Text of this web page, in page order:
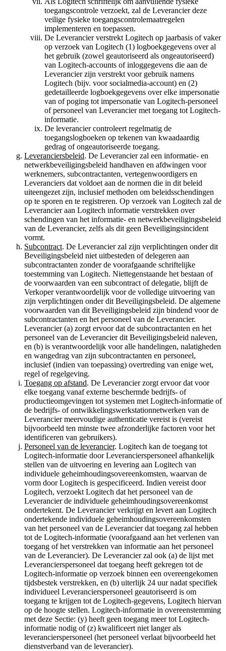
toegangscontrole verzoekt, zal de Leverancier deze
veilige fysieke toegangscontrolemaatregelen
implementeren en toepassen.
De Leverancier verstrekt Logitech op jaarbasis of vaker
op verzoek van Logitech (1) logboekgegevens over al
het gebruik (zowel geautoriseerd als ongeautoriseerd)
van Logitech-accounts of inloggegevens die aan de
Leverancier zijn verstrekt voor gebruik namens
Logitech (bijv. voor socialmedia-account) en (2)
gedetailleerde logboekgegevens over elke impersonatie
van of poging tot impersonatie van Logitech-personeel
of personeel van Leverancier met toegang tot Logitech-
informatie.
De leverancier controleert regelmatig de
toegangslogboeken op tekenen van kwaadaardig
gedrag of ongeautoriseerde toegang.
Leveranciersbeleid. De Leverancier zal een informatie- en
netwerkbeveiligingsbeleid handhaven en afdwingen voor
werknemers, subcontractanten, vertegenwoordigers en
Leveranciers dat voldoet aan de normen die in dit beleid
uiteengezet zijn, inclusief methoden om beleidsschendingen
op te sporen en te registreren. Op verzoek van Logitech zal de
Leverancier aan Logitech informatie verstrekken over
schendingen van het informatie- en netwerkbeveiligingsbeleid
van de Leverancier, zelfs als dit geen Beveiligingsincident
vormt.
Subcontract. De Leverancier zal zijn verplichtingen onder dit
Beveiligingsbeleid niet uitbesteden of delegeren aan
subcontractanten zonder de voorafgaande schriftelijke
toestemming van Logitech. Niettegenstaande het bestaan of
de voorwaarden van een subcontract of delegatie, blijft de
Verkoper verantwoordelijk voor de volledige uitvoering van
zijn verplichtingen onder dit Beveiligingsbeleid. De algemene
voorwaarden van dit Beveiligingsbeleid zijn bindend voor de
subcontractanten en het personeel van de Leverancier.
Leverancier (a) zorgt ervoor dat de subcontractanten en het
personeel van de Leverancier dit Beveiligingsbeleid naleven,
en (b) is verantwoordelijk voor alle handelingen, nalatigheden
en wangedrag van zijn subcontractanten en personeel,
inclusief (indien van toepassing) overtreding van enige wet,
regel of regelgeving.
Toegang op afstand. De Leverancier zorgt ervoor dat voor
elke toegang vanaf externe beschermde bedrijfs- of
productieomgevingen tot systemen met Logitech-informatie of
de bedrijfs- of ontwikkelingswerkstationnetwerken van de
Leverancier meervoudige authenticatie vereist is (vereist
bijvoorbeeld ten minste twee afzonderlijke factoren voor het
identificeren van gebruikers).
Personeel van de leverancier. Logitech kan de toegang tot
Logitech-informatie door Leverancierspersoneel afhankelijk
stellen van de uitvoering en levering aan Logitech van
individuele geheimhoudingsovereenkomsten, waarvan de
vorm door Logitech is gespecificeerd. Indien vereist door
Logitech, verzoekt Logitech dat het personeel van de
Leverancier de individuele geheimhoudingsovereenkomst
ondertekent. De Leverancier verkrijgt en levert aan Logitech
ondertekende individuele geheimhoudingsovereenkomsten
van het personeel van de Leverancier dat toegang zal hebben
tot de Logitech-informatie (voorafgaand aan het verlenen van
toegang of het verstrekken van informatie aan het personeel
van de Leverancier). De Leverancier zal ook (a) de lijst met
Leverancierspersoneel dat toegang heeft gekregen tot de
Logitech-informatie op verzoek binnen een overeengekomen
tijdsbestek verstrekken, en (b) uiterlijk 24 uur nadat specifiek
individueel Leverancierspersoneel geautoriseerd is om
toegang te krijgen tot de Logitech-gegevens, Logitech hiervan
op de hoogte stellen. Logitech-informatie in overeenstemming
met deze Sectie: (y) heeft geen toegang meer tot Logitech-
informatie nodig of (z) kwalificeert niet langer als
leverancierspersoneel (het personeel verlaat bijvoorbeeld het
dienstverband van de leverancier).